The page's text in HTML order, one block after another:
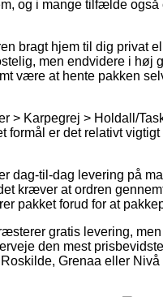
og i mange tilfælde
bragt hjem til dig privat
men endvidere i høj
være at hente pakken
> Karpegrej > Holdall/
formål er det relativt
dag-til-dag levering på
kræver at ordren
pakket forud for at
gratis levering,
den mest
Grenaa eller